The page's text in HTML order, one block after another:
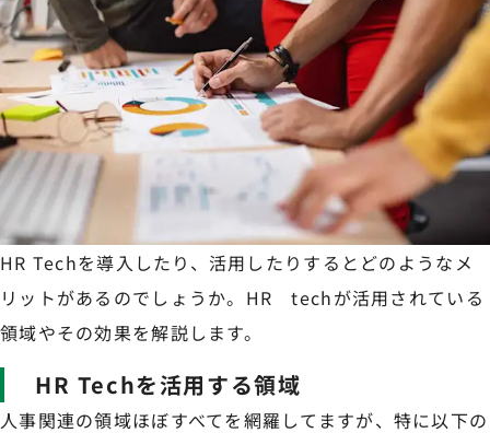
HR Techを導入したり、活用したりするとどのようなメ
リットがあるのでしょうか。HR techが活用されている
領域やその効果を解説します。
HR Techを活用する領域
人事関連の領域ほぼすべてを網羅してますが、特に以下の